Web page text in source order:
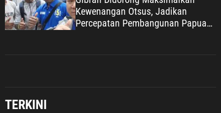
Kewenangan Otsus, Jadikan
Percepatan Pembangunan Papua
TERKINI